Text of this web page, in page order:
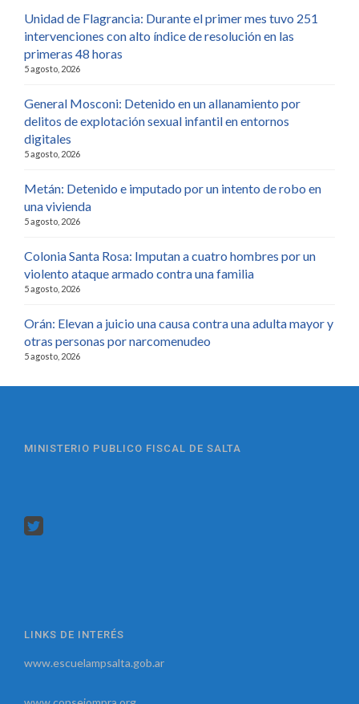
Unidad de Flagrancia: Durante el primer mes tuvo 251
intervenciones con alto índice de resolución en las
primeras 48 horas
5 agosto, 2026
General Mosconi: Detenido en un allanamiento por
delitos de explotación sexual infantil en entornos
digitales
5 agosto, 2026
Metán: Detenido e imputado por un intento de robo en
una vivienda
5 agosto, 2026
Colonia Santa Rosa: Imputan a cuatro hombres por un
violento ataque armado contra una familia
5 agosto, 2026
Orán: Elevan a juicio una causa contra una adulta mayor y
otras personas por narcomenudeo
5 agosto, 2026
MINISTERIO PUBLICO FISCAL DE SALTA
LINKS DE INTERÉS
www.escuelampsalta.gob.ar